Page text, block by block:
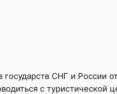
СНГ и России
с туристической